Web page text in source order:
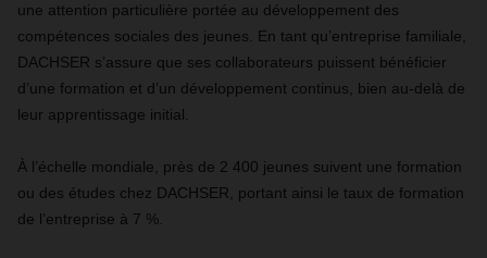
une attention particulière portée au développement des
compétences sociales des jeunes. En tant qu’entreprise familiale,
DACHSER s’assure que ses collaborateurs puissent bénéficier
d’une formation et d’un développement continus, bien au-delà de
leur apprentissage initial.
À l’échelle mondiale, près de 2 400 jeunes suivent une formation
ou des études chez DACHSER, portant ainsi le taux de formation
de l’entreprise à 7 %.